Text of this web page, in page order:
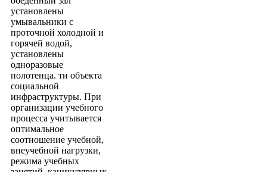
установлены
умывальники с
проточной холодной и
горячей водой,
установлены
одноразовые
полотенца. ти объекта
социальной
инфраструктуры. При
организации учебного
процесса учитывается
оптимальное
соотношение учебной,
внеучебной нагрузки,
режима учебных